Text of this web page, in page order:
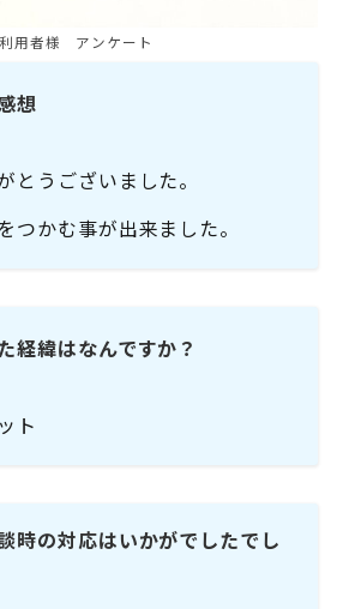
用者様 アンケート
想
とうございました。
つかむ事が出来ました。
経緯はなんですか？
ト
時の対応はいかがでしたでし